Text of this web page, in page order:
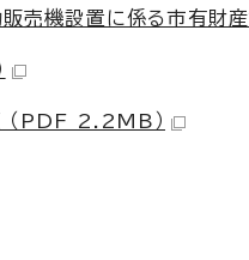
販売機設置に係る市有財
（PDF 2.2MB）